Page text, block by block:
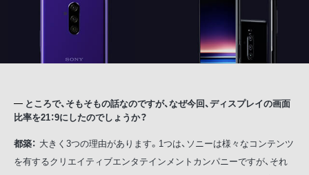
ところで、そもそもの話なのですが、なぜ今回、ディスプレイの画面
比率を21：9にしたのでしょうか？
都築： 大きく3つの理由があります。1つは、ソニーは様々なコンテンツ
を有するクリエイティブエンタテインメントカンパニーですが、それ